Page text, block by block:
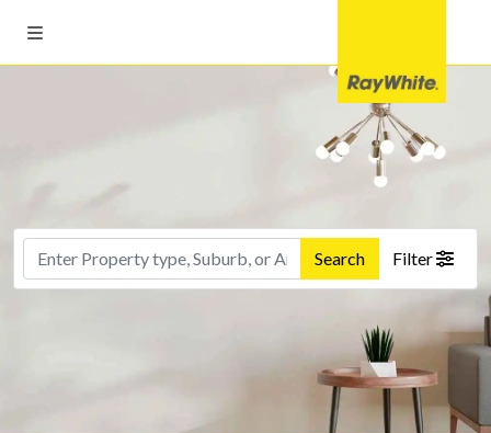
Search Filter